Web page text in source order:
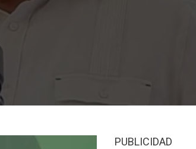
PUBLICIDAD